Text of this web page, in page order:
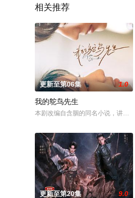
相关推荐
更新至第06集 1.0
我的鸵鸟先生
本剧改编自含胭的同名小说，讲述
更新至第20集 9.0